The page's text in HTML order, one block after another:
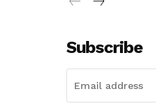
Subscribe